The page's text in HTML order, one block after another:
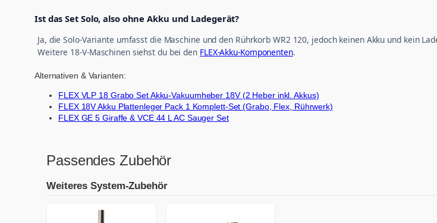
Ist das Set Solo, also ohne Akku und Ladegerät?
Ja, die Solo-Variante umfasst die Maschine und den Rührkorb WR2 120, jedoch keinen Akku und kein
Weitere 18-V-Maschinen siehst du bei den FLEX-Akku-Komponenten.
Alternativen & Varianten:
FLEX VLP 18 Grabo Set Akku-Vakuumheber 18V (2 Heber inkl. Akkus)
FLEX 18V Akku Plattenleger Pack 1 Komplett-Set (Grabo, Flex, Rührwerk)
FLEX GE 5 Giraffe & VCE 44 L AC Sauger Set
Passendes Zubehör
Weiteres System-Zubehör